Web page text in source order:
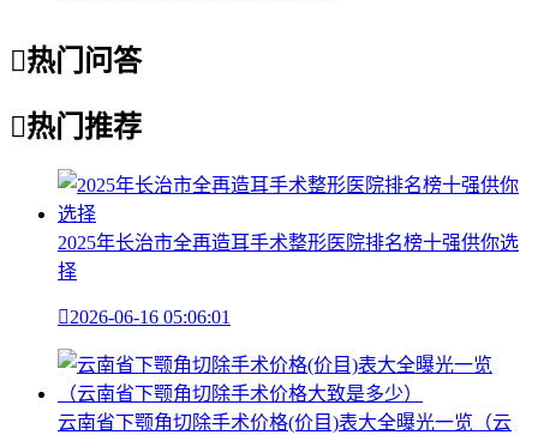
热门问答
热门推荐
2025年长治市全再造耳手术整形医院排名榜十强供你选
择
2026-06-16 05:06:01
云南省下颚角切除手术价格(价目)表大全曝光一览（云